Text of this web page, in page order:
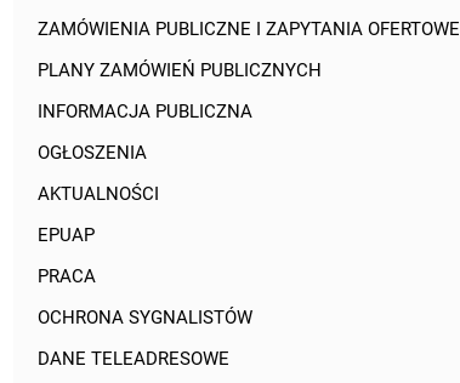
ZAMÓWIENIA PUBLICZNE I ZAPYTANIA OFERTOWE
PLANY ZAMÓWIEŃ PUBLICZNYCH
INFORMACJA PUBLICZNA
OGŁOSZENIA
AKTUALNOŚCI
EPUAP
PRACA
OCHRONA SYGNALISTÓW
DANE TELEADRESOWE